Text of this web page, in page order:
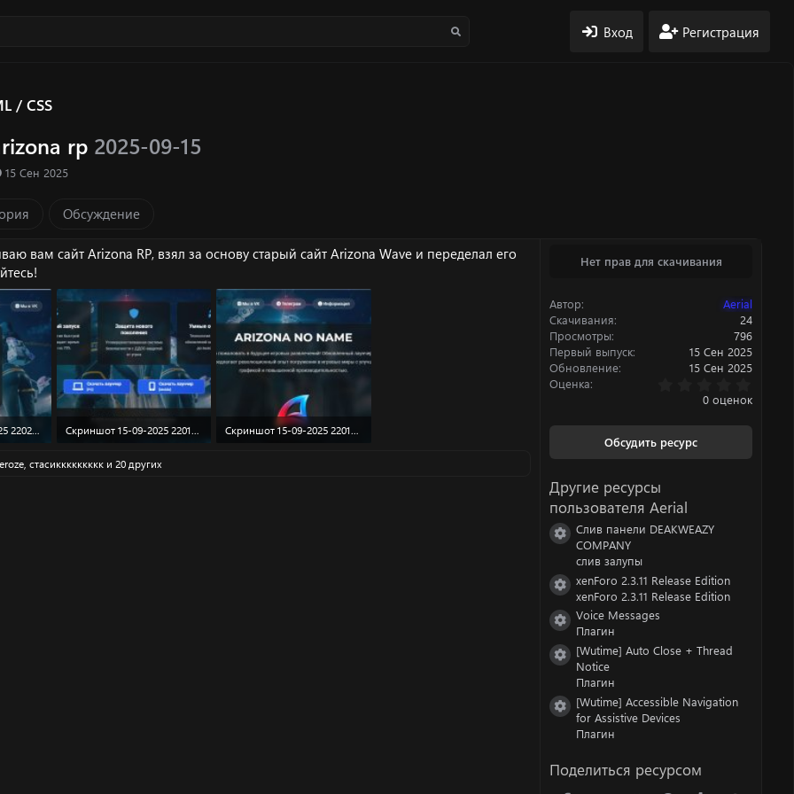
Вход Регистрация
/ CSS
ресурса
rp 2025-09-15
Д
а
о
з
и
я
15 Сен 2025
Обсуждение
вам сайт Arizona RP, взял за основу старый сайт Arizona Wave и переделал его
Скриншот 15-09-2025 220200.jpg
Скриншот 15-09-2025 220149.jpg
Скриншот 15-09-2025 220116.jpg
стасиккккккккк и 20 других
Нет прав для скачивания
Автор
Aerial
Скачивания
24
Просмотры
796
Первый выпуск
15 Сен 2025
Обновление
15 Сен 2025
Оценка
.
0
0 оценок
Обсудить ресурс
Другие ресурсы
пользователя Aerial
Иконка ресурса
Слив панели DEAKWEAZY
COMPANY
слив залупы
Иконка ресурса
xenForo 2.3.11 Release Edition
xenForo 2.3.11 Release Edition
Иконка ресурса
Voice Messages
Плагин
Иконка ресурса
[Wutime] Auto Close + Thread
Notice
Плагин
Иконка ресурса
[Wutime] Accessible Navigation
for Assistive Devices
Плагин
Поделиться ресурсом